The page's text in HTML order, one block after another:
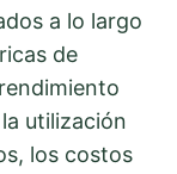
a lo largo
de
utilización
los costos